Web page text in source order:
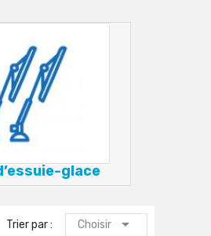
glace
Trier par : Choisir 